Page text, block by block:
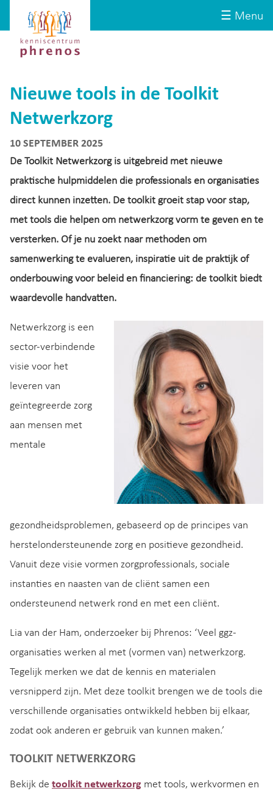
☰ Menu
Kenniscentrum
Phrenos
website
Nieuwe tools in de Toolkit
Netwerkzorg
10 SEPTEMBER 2025
De Toolkit Netwerkzorg is uitgebreid met nieuwe
praktische hulpmiddelen die professionals en organisaties
direct kunnen inzetten. De toolkit groeit stap voor stap,
met tools die helpen om netwerkzorg vorm te geven en te
versterken. Of je nu zoekt naar methoden om
samenwerking te evalueren, inspiratie uit de praktijk of
onderbouwing voor beleid en financiering: de toolkit biedt
waardevolle handvatten.
Netwerkzorg is een
sector-verbindende
visie voor het
leveren van
geïntegreerde zorg
aan mensen met
mentale
gezondheidsproblemen, gebaseerd op de principes van
herstelondersteunende zorg en positieve gezondheid.
Vanuit deze visie vormen zorgprofessionals, sociale
instanties en naasten van de cliënt samen een
ondersteunend netwerk rond en met een cliënt.
Lia van der Ham, onderzoeker bij Phrenos: ‘Veel ggz-
organisaties werken al met (vormen van) netwerkzorg.
Tegelijk merken we dat de kennis en materialen
versnipperd zijn. Met deze toolkit brengen we de tools die
verschillende organisaties ontwikkeld hebben bij elkaar,
zodat ook anderen er gebruik van kunnen maken.’
TOOLKIT NETWERKZORG
Bekijk de toolkit netwerkzorg met tools, werkvormen en